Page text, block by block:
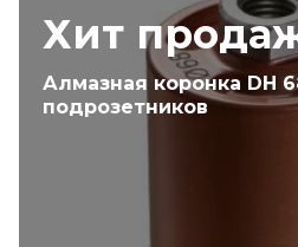
Хит
Алмазная коронка DH
подрозетников